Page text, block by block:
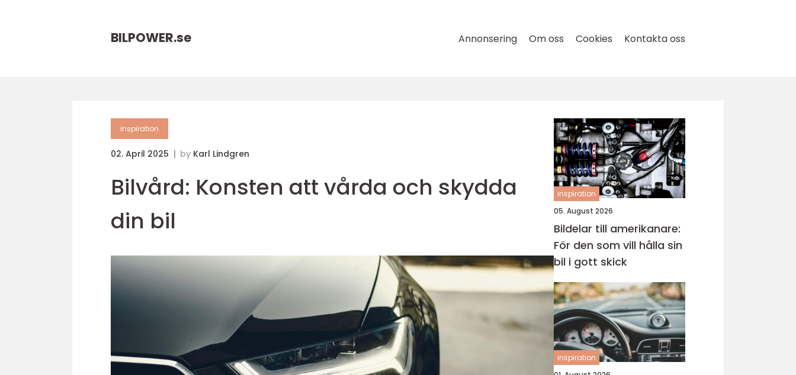
BILPOWER.se Annonsering Om oss Cookies Kontakta oss
inspiration
02. April 2025 by Karl Lindgren
Bilvård: Konsten att vårda och skydda
din bil
inspiration
05. August 2026
Bildelar till amerikanare:
För den som vill hålla sin
bil i gott skick
inspiration